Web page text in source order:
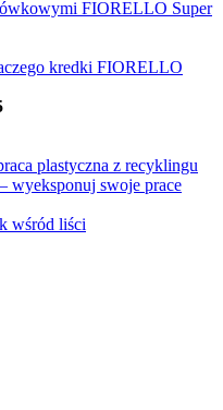
kredki FIORELLO
plastyczna z recyklingu
wyeksponuj swoje prace
wśród liści